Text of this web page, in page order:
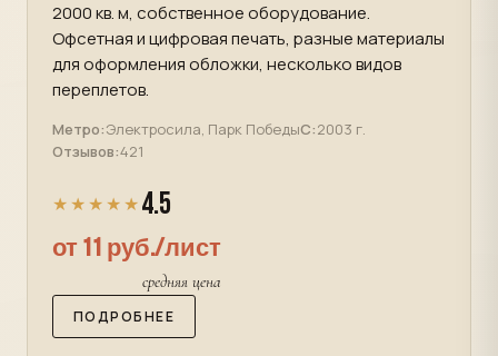
2000 кв. м, собственное оборудование.
Офсетная и цифровая печать, разные материалы
для оформления обложки, несколько видов
переплетов.
Метро:Электросила, Парк ПобедыС:2003 г.
Отзывов:421
★★★★★ 4.5
от 11 руб./лист
средняя цена
ПОДРОБНЕЕ